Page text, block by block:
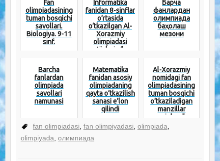
Fan
olimpiadasining
tuman bosqichi
savollari.
Biologiya. 9-11
sinf.
Informatika
fanidan 8-sinflar
o‘rtasida
o‘tkazilgan Al-
Xorazmiy
olimpiadasi
natijalari e’lon
Барча
фанлардан
олимпиада
баҳолаш
мезони
Barcha
fanlardan
olimpiada
savollari
namunasi
Matematika
fanidan asosiy
olimpiadaning
qayta o‘tkazilish
sanasi e’lon
qilindi
Al-Xorazmiy
nomidagi fan
olimpiadasining
tuman bosqichi
o‘tkaziladigan
manzillar
aniqlandi
fan olimpiadasi, fan olimpiyadasi, olimpiada,
olimpiyada, олимпиада